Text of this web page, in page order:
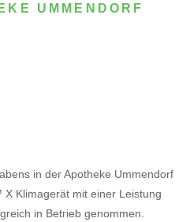
UMMENDORF
in der Apotheke Ummendorf
Klimagerät mit einer Leistung
in Betrieb genommen.